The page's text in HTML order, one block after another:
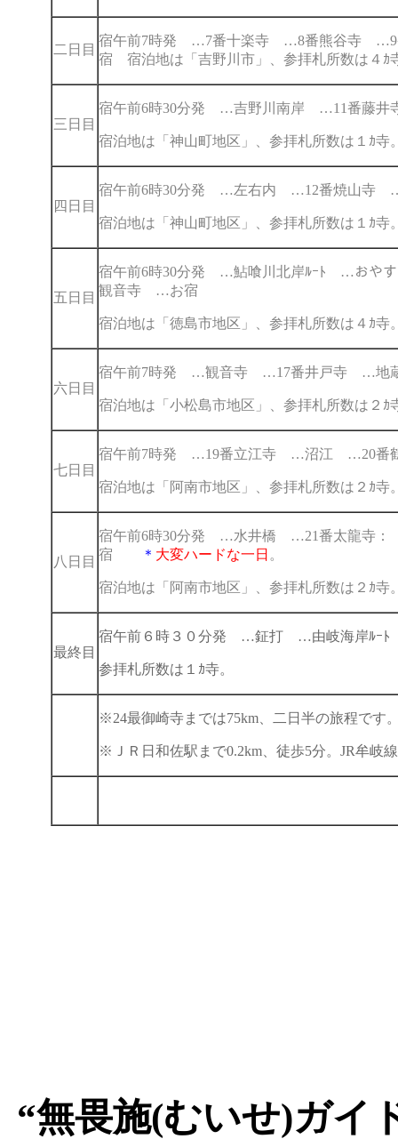
二日目
宿午前7時発 …7番十楽寺 …8番熊谷寺
宿 宿泊地は「吉野川市」、参拝札所数は４ｶ
三日目
宿午前6時30分発 …吉野川南岸 …11番
宿泊地は「神山町地区」、参拝札所数は１ｶ
四日目
宿午前6時30分発 …左右内 …12番焼山
宿泊地は「神山町地区」、参拝札所数は１ｶ
五日目
宿午前6時30分発 …鮎喰川北岸ﾙｰﾄ …お
観音寺 …お宿
宿泊地は「徳島市地区」、参拝札所数は４ｶ寺
六日目
宿午前7時発 …観音寺 …17番井戸寺 …地
宿泊地は「小松島市地区」、参拝札所数は２ｶ
七日目
宿午前7時発 …19番立江寺 …沼江 …20
宿泊地は「阿南市地区」、参拝札所数は２ｶ寺
八日目
宿午前6時30分発 …水井橋 …21番太龍
宿
＊ 大変ハードな一日 。
宿泊地は「阿南市地区」、参拝札所数は２ｶ寺
最終目
宿午前６時３０分発 …鉦打…由岐海岸ﾙｰﾄ
参拝札所数は１ｶ寺。
※24最御崎寺までは75km、二日半の旅程です
※ＪＲ日和佐駅まで0.2km、徒歩5分。JR牟岐
“無畏施(むいせ)ガイ